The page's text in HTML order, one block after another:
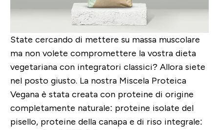
State cercando di mettere su massa muscolare
ma non volete compromettere la vostra dieta
vegetariana con integratori classici? Allora siete
nel posto giusto. La nostra Miscela Proteica
Vegana è stata creata con proteine di origine
completamente naturale: proteine isolate del
pisello, proteine della canapa e di riso integrale: